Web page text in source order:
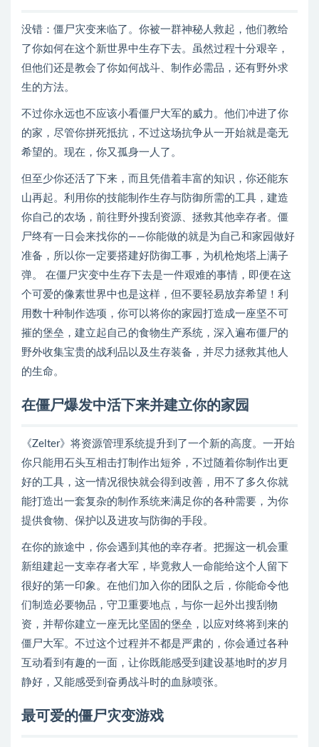
没错：僵尸灾变来临了。你被一群神秘人救起，他们教给
了你如何在这个新世界中生存下去。虽然过程十分艰辛，
但他们还是教会了你如何战斗、制作必需品，还有野外求
生的方法。
不过你永远也不应该小看僵尸大军的威力。他们冲进了你
的家，尽管你拼死抵抗，不过这场抗争从一开始就是毫无
希望的。现在，你又孤身一人了。
但至少你还活了下来，而且凭借着丰富的知识，你还能东
山再起。利用你的技能制作生存与防御所需的工具，建造
你自己的农场，前往野外搜刮资源、拯救其他幸存者。僵
尸终有一日会来找你的——你能做的就是为自己和家园做好
准备，所以你一定要搭建好防御工事，为机枪炮塔上满子
弹。 在僵尸灾变中生存下去是一件艰难的事情，即便在这
个可爱的像素世界中也是这样，但不要轻易放弃希望！利
用数十种制作选项，你可以将你的家园打造成一座坚不可
摧的堡垒，建立起自己的食物生产系统，深入遍布僵尸的
野外收集宝贵的战利品以及生存装备，并尽力拯救其他人
的生命。
在僵尸爆发中活下来并建立你的家园
《Zelter》将资源管理系统提升到了一个新的高度。一开始
你只能用石头互相击打制作出短斧，不过随着你制作出更
好的工具，这一情况很快就会得到改善，用不了多久你就
能打造出一套复杂的制作系统来满足你的各种需要，为你
提供食物、保护以及进攻与防御的手段。
在你的旅途中，你会遇到其他的幸存者。把握这一机会重
新组建起一支幸存者大军，毕竟救人一命能给这个人留下
很好的第一印象。在他们加入你的团队之后，你能命令他
们制造必要物品，守卫重要地点，与你一起外出搜刮物
资，并帮你建立一座无比坚固的堡垒，以应对终将到来的
僵尸大军。不过这个过程并不都是严肃的，你会通过各种
互动看到有趣的一面，让你既能感受到建设基地时的岁月
静好，又能感受到奋勇战斗时的血脉喷张。
最可爱的僵尸灾变游戏